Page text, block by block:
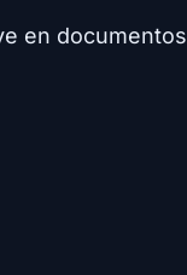
en documentos